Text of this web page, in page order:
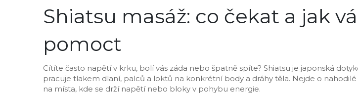
Shiatsu masáž: co čekat a jak
pomoct
Cítíte často napětí v krku, bolí vás záda nebo špatně spíte? Shiatsu je japonská
pracuje tlakem dlaní, palců a loktů na konkrétní body a dráhy těla. Nejde o
na místa, kde se drží napětí nebo bloky v pohybu energie.